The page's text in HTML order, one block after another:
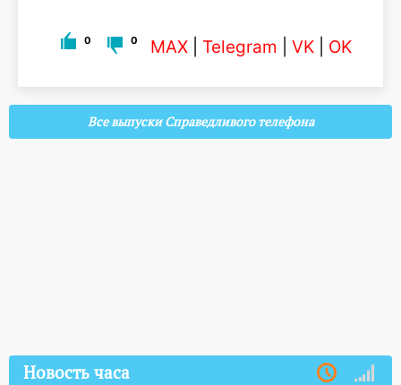
0 0 MAX Telegram VK OK
Все выпуски Справедливого телефона
Новость часа